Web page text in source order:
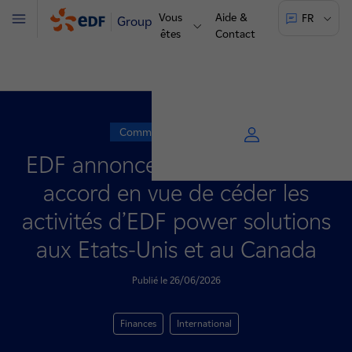
Groupe Vous
êtes
Aide &
Contact
FR
Menu
Communiqué de presse
EDF annonce la signature d’un
accord en vue de céder les
activités d’EDF power solutions
aux Etats-Unis et au Canada
Publié le 26/06/2026
Finances International